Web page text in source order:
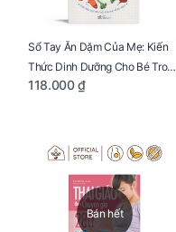
Sổ Tay Ăn Dặm Của Mẹ: Kiến
Thức Dinh Dưỡng Cho Bé Trong
Tuổi Ăn Dặm
118.000 ₫
Bán hết